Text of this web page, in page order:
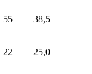
55 38,5
22 25,0